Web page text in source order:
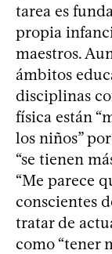
tarea es
propia
maestros.
ámbitos
disciplinas
física están
los niños”
“se tienen
“Me parece
conscientes
tratar de
como “tener